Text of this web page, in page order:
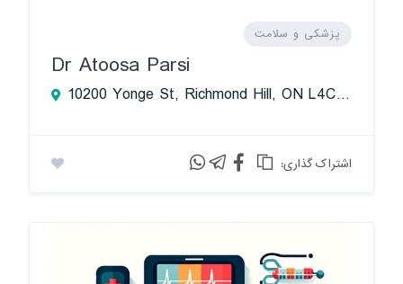
پزشکی و سلامت
Dr Atoosa Parsi
10200 Yonge St, Richmond Hill, ON L4C 3B6, Canada
:اشتراک گذاری